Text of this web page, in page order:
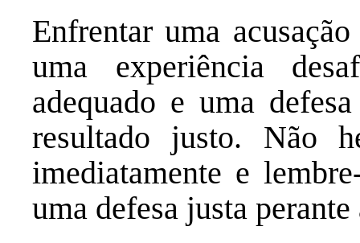
Enfrentar uma
uma experiência
adequado e uma
resultado justo. Não
imediatamente e
uma defesa justa